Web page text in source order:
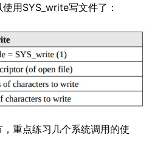
用SYS_write写文件了：
重点练习几个系统调用的使